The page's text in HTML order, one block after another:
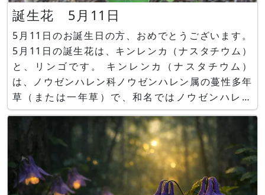
誕生花 5月11日
5月11日のお誕生日の方、おめでとうございます。
5月11日の誕生花は、キンレンカ（ナスタチウム）
と、リンゴです。 キンレンカ（ナスタチウム）
は、ノウゼンハレン科ノウゼンハレン属の蔓性多年
草（または一年草）で、和名ではノウゼンハレン
（凌霄葉蓮）、英名では「Garden
nasturtium（ガーデン・ナスタチウム）」と呼ば
れます。ハンギングにしたり、花や葉は食べられる
「エデイブルフラワー」です